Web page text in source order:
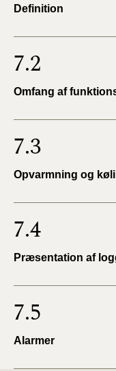
Definition
7.2
Omfang af
7.3
Opvarmning og
7.4
Præsentation af
7.5
Alarmer